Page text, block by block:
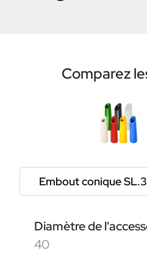
Comparez
Embout conique
Diamètre de
40